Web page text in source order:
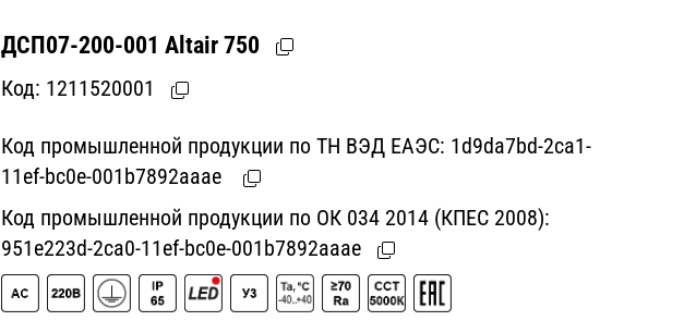
ДСП07-200-001 Altair 750
Код: 1211520001
Код промышленной продукции по ТН ВЭД ЕАЭС: 1d9da7bd-2ca1-
11ef-bc0e-001b7892aaae
Код промышленной продукции по ОК 034 2014 (КПЕС 2008):
951e223d-2ca0-11ef-bc0e-001b7892aaae